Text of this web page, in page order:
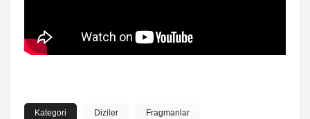
Kategori Diziler Fragmanlar